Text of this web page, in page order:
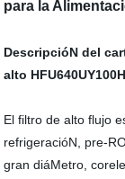
para la
DescripcióN del
alto
El filtro de alto flujo
refrigeracióN, pre-
gran diáMetro,